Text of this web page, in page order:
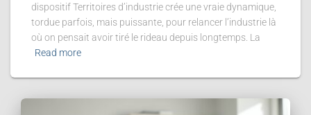
dispositif Territoires d’industrie crée une vraie dynamique,
tordue parfois, mais puissante, pour relancer l’industrie là
où on pensait avoir tiré le rideau depuis longtemps. La
Read more